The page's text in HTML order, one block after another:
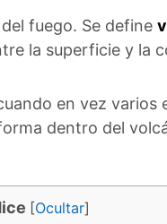
fuego. Se define
la superficie y la
en vez varios
dentro del
[Ocultar]